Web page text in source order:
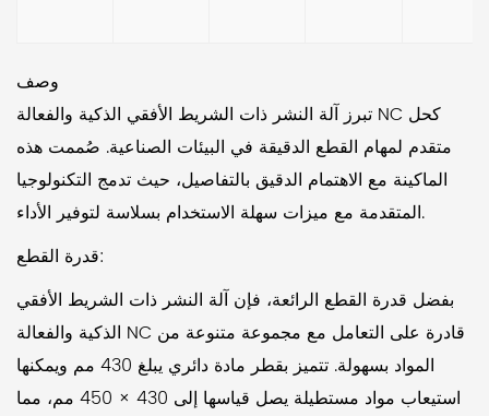
وصف
تبرز آلة النشر ذات الشريط الأفقي الذكية والفعالة NC كحل
متقدم لمهام القطع الدقيقة في البيئات الصناعية. صُممت هذه
الماكينة مع الاهتمام الدقيق بالتفاصيل، حيث تدمج التكنولوجيا
المتقدمة مع ميزات سهلة الاستخدام بسلاسة لتوفير الأداء.
قدرة القطع:
بفضل قدرة القطع الرائعة، فإن آلة النشر ذات الشريط الأفقي
الذكية والفعالة NC قادرة على التعامل مع مجموعة متنوعة من
المواد بسهولة. تتميز بقطر مادة دائري يبلغ 430 مم ويمكنها
استيعاب مواد مستطيلة يصل قياسها إلى 430 × 450 مم، مما